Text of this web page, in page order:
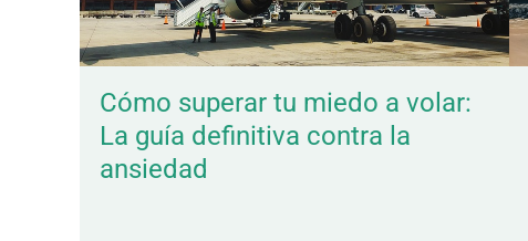
Cómo superar tu miedo a volar:
La guía definitiva contra la
ansiedad